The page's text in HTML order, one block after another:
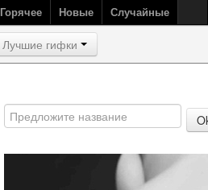
Горячее Новые Случайные
Лучшие гифки